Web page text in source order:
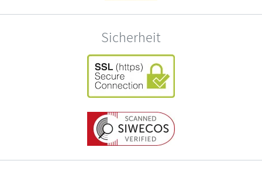
Sicherheit